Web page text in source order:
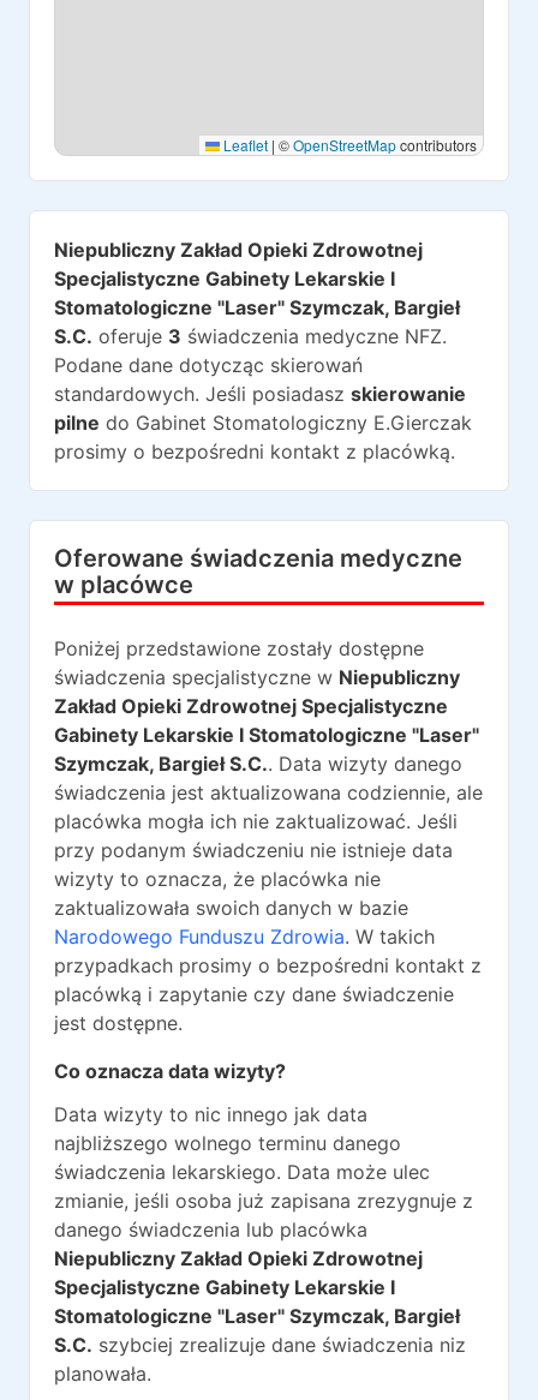
Leaflet | ©OpenStreetMapcontributors
Niepubliczny Zakład Opieki Zdrowotnej
Specjalistyczne Gabinety Lekarskie I
Stomatologiczne "Laser" Szymczak, Bargieł
S.C. oferuje 3 świadczenia medyczne NFZ.
Podane dane dotycząc skierowań
standardowych. Jeśli posiadasz skierowanie
pilne do Gabinet Stomatologiczny E.Gierczak
prosimy o bezpośredni kontakt z placówką.
Oferowane świadczenia medyczne
w placówce
Poniżej przedstawione zostały dostępne
świadczenia specjalistyczne w Niepubliczny
Zakład Opieki Zdrowotnej Specjalistyczne
Gabinety Lekarskie I Stomatologiczne "Laser"
Szymczak, Bargieł S.C.. Data wizyty danego
świadczenia jest aktualizowana codziennie, ale
placówka mogła ich nie zaktualizować. Jeśli
przy podanym świadczeniu nie istnieje data
wizyty to oznacza, że placówka nie
zaktualizowała swoich danych w bazie
Narodowego Funduszu Zdrowia. W takich
przypadkach prosimy o bezpośredni kontakt z
placówką i zapytanie czy dane świadczenie
jest dostępne.
Co oznacza data wizyty?
Data wizyty to nic innego jak data
najbliższego wolnego terminu danego
świadczenia lekarskiego. Data może ulec
zmianie, jeśli osoba już zapisana zrezygnuje z
danego świadczenia lub placówka
Niepubliczny Zakład Opieki Zdrowotnej
Specjalistyczne Gabinety Lekarskie I
Stomatologiczne "Laser" Szymczak, Bargieł
S.C. szybciej zrealizuje dane świadczenia niz
planowała.